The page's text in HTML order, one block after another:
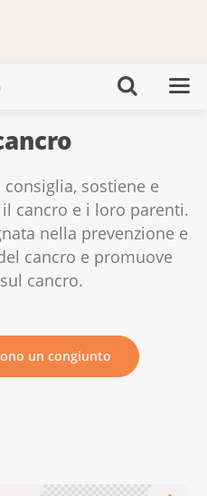
sostiene e
cancro e i loro parenti.
nella prevenzione e
cancro e promuove
cancro.
un congiunto